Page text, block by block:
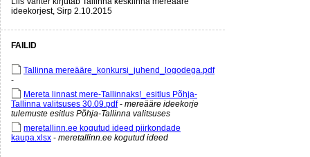
ideekorjest, Sirp 2.10.2015
FAILID
Tallinna mereääre_konkursi_juhend_logodega.pdf
-
Mereta linnast mere-Tallinnaks!_esitlus Põhja-
Tallinna valitsuses 30.09.pdf- mereääre ideekorje
tulemuste esitlus Põhja-Tallinna valitsuses
meretallinn.ee kogutud ideed piirkondade
kaupa.xlsx - meretallinn.ee kogutud ideed